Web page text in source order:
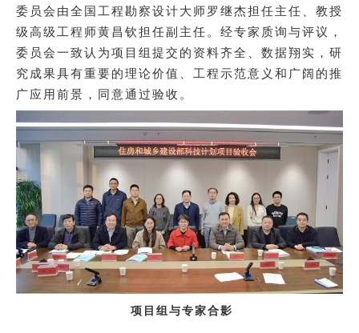
企业会员
关于投稿
广告投放
关于我们
联系我们
委员会由全国工程勘察设计大师罗继杰担任主任、教授
级高级工程师黄昌钦担任副主任。经专家质询与评议，
委员会一致认为项目组提交的资料齐全、数据翔实，研
究成果具有重要的理论价值、工程示范意义和广阔的推
广应用前景，同意通过验收。
项目组与专家合影